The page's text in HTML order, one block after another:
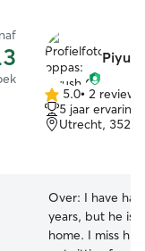
5.0
van
5
5.0• 2 reviews
5 jaar ervaring
Utrecht, 3522
Over: I have
years, but he is
home. I miss